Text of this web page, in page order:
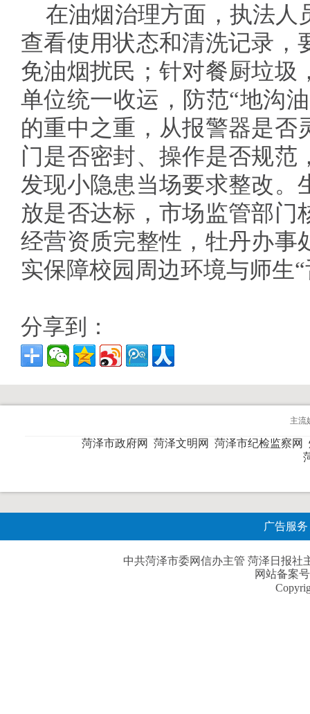
在油烟治理方面，执法人
查看使用状态和清洗记录，
免油烟扰民；针对餐厨垃圾
单位统一收运，防范“地沟
的重中之重，从报警器是否
门是否密封、操作是否规范
发现小隐患当场要求整改。
放是否达标，市场监管部门
经营资质完整性，牡丹办事
实保障校园周边环境与师生
分享到：
主流
菏泽市政府网 菏泽文明网 菏泽市纪检监察网
广告服务
中共菏泽市委网信办主管 菏泽日报社
网站备案